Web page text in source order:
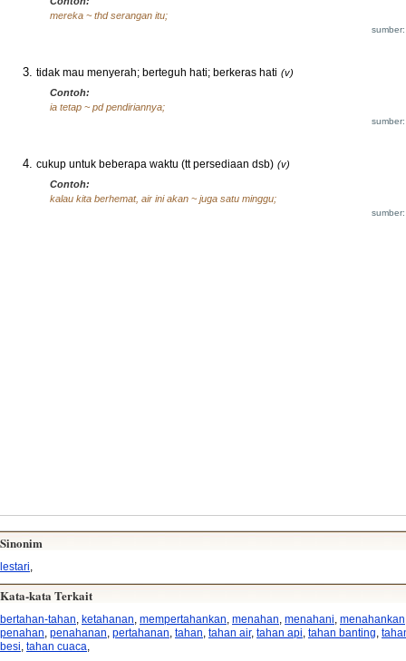
mereka ~ thd serangan itu;
tidak mau menyerah; berteguh hati; berkeras hati (v)
Contoh:
ia tetap ~ pd pendiriannya;
cukup untuk beberapa waktu (tt persediaan dsb) (v)
Contoh:
kalau kita berhemat, air ini akan ~ juga satu minggu;
Sinonim
lestari
Kata-kata Terkait
bertahan-tahan, ketahanan, mempertahankan, menahan, menahani, menahankan
penahan, penahanan, pertahanan, tahan, tahan air, tahan api, tahan banting,
besi, tahan cuaca,